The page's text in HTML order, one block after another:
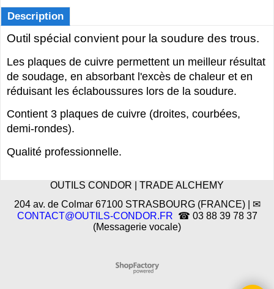
Description
Outil spécial convient pour la soudure des trous.
Les plaques de cuivre permettent un meilleur résultat
de soudage, en absorbant l'excès de chaleur et en
réduisant les éclaboussures lors de la soudure.
Contient 3 plaques de cuivre (droites, courbées,
demi-rondes).
Qualité professionnelle.
OUTILS CONDOR | TRADE ALCHEMY
204 av. de Colmar 67100 STRASBOURG (FRANCE) | ✉
CONTACT@OUTILS-CONDOR.FR ☎ 03 88 39 78 37
(Messagerie vocale)
Boutique en ligne créés
avec le logiciel